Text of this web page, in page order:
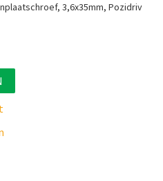
3,6x35mm, Pozidriv